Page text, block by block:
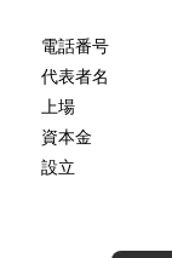
電話番号
代表者名
上場
資本金
設立